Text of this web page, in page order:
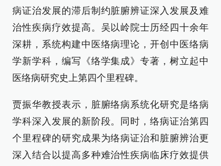
病证治发展的滞后制约脏腑辨证深入发展及难
治性疾病疗效提高。吴以岭院士历经四十余年
深耕，系统构建中医络病理论，开创中医络病
学新学科，编写《络学集成》专著，树立起中
医络病研究史上第四个里程碑。
贾振华教授表示，脏腑络病系统化研究是络病
学科深入发展的新阶段。同时，络病证治第四
个里程碑的研究成果为络病证治和脏腑辨治更
深入结合以提高多种难治性疾病临床疗效提供